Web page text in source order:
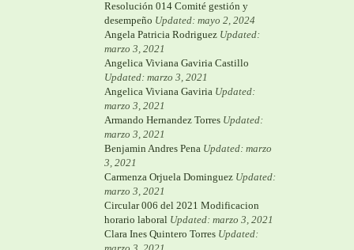
Resolución 014 Comité gestión y
desempeño Updated: mayo 2, 2024
Angela Patricia Rodriguez Updated:
marzo 3, 2021
Angelica Viviana Gaviria Castillo
Updated: marzo 3, 2021
Angelica Viviana Gaviria Updated:
marzo 3, 2021
Armando Hernandez Torres Updated:
marzo 3, 2021
Benjamin Andres Pena Updated: marzo
3, 2021
Carmenza Orjuela Dominguez Updated:
marzo 3, 2021
Circular 006 del 2021 Modificacion
horario laboral Updated: marzo 3, 2021
Clara Ines Quintero Torres Updated: